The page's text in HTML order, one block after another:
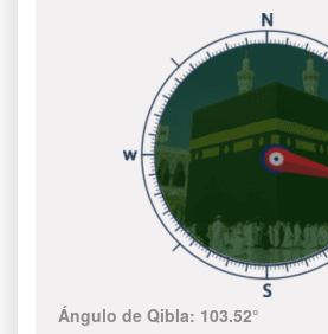
Ángulo de Qibla: 103.52°